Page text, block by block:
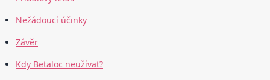
Nežádoucí účinky
Závěr
Kdy Betaloc neužívat?